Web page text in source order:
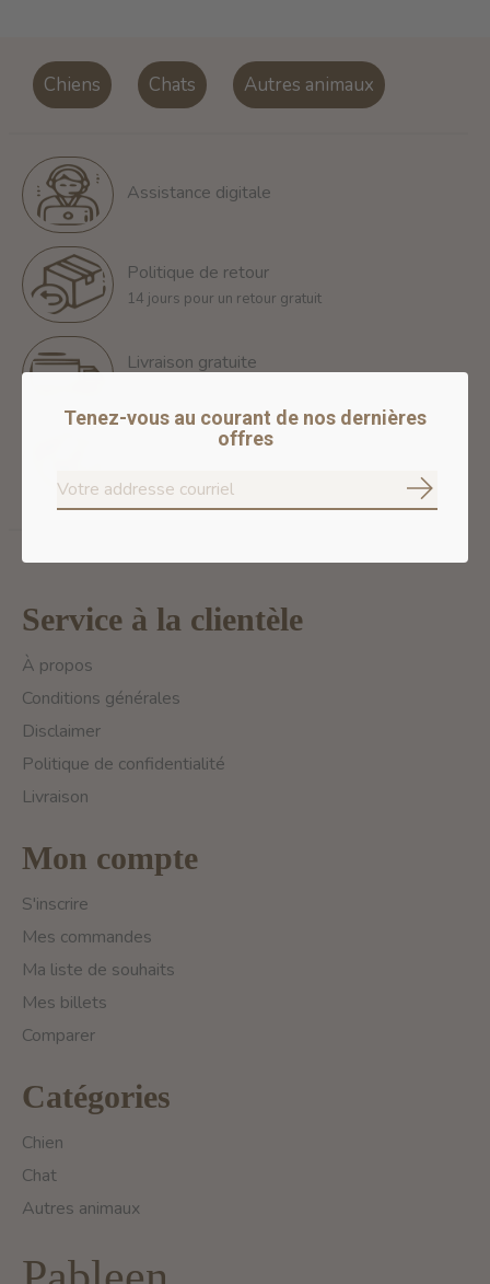
Chiens Chats Autres animaux
Assistance digitale
Politique de retour
14 jours pour un retour gratuit
Livraison gratuite
Paiements 100% sécurisés
Nous assurons des paiements sécurisés
Service à la clientèle
À propos
Conditions générales
Disclaimer
Politique de confidentialité
Livraison
Mon compte
S'inscrire
Mes commandes
Ma liste de souhaits
Mes billets
Comparer
Catégories
Chien
Chat
Autres animaux
Tenez-vous au courant de nos dernières
offres